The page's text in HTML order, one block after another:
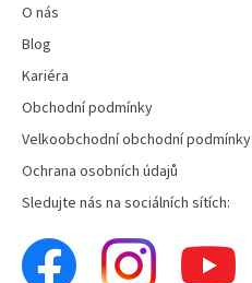
O nás
Blog
Kariéra
Obchodní podmínky
Velkoobchodní obchodní podmínky
Ochrana osobních údajů
Sledujte nás na sociálních sítích: